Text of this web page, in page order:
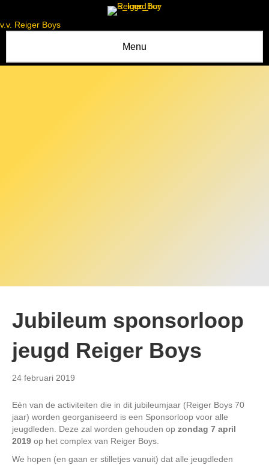
v.v. Reiger Boys
Menu
Jubileum sponsorloop
jeugd Reiger Boys
24 februari 2019
Eén van de activiteiten die in dit jubileumjaar (Reiger Boys 70
jaar) worden georganiseerd is een Sponsorloop voor alle
jeugdleden. Deze zal worden gehouden op zondag 7 april
2019 op het complex van Reiger Boys.
We hopen (en gaan er stilletjes vanuit) dat alle jeugdleden